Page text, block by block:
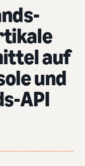
auf
und
API